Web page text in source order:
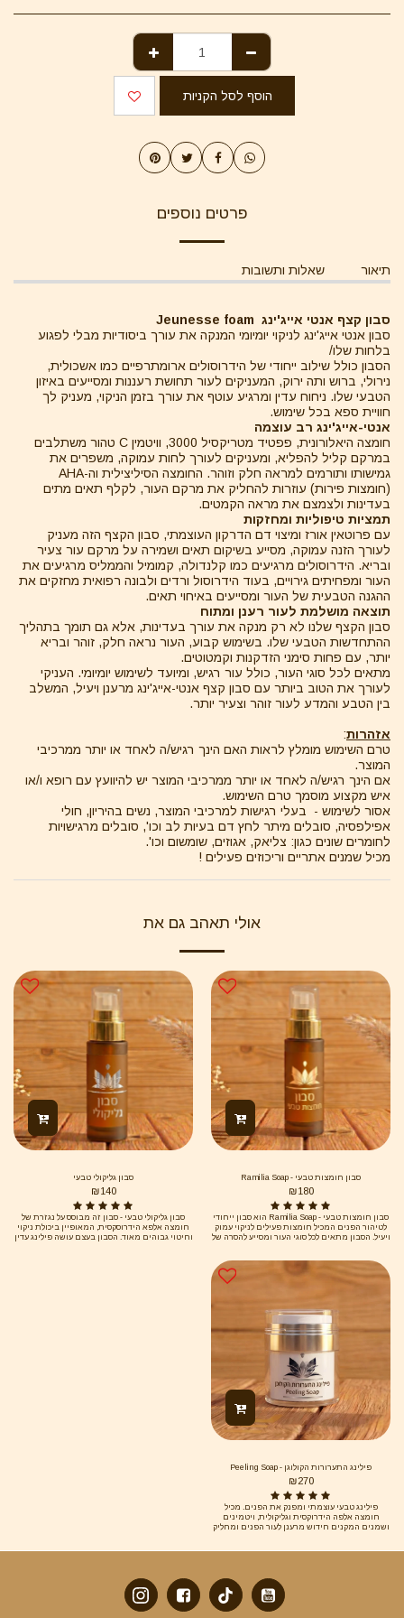
הוסף לסל הקניות
פרטים נוספים
תיאור שאלות ותשובות
סבון קצף אנטי אייג'ינג Jeunesse foam
סבון אנטי אייג'ינג לניקוי יומיומי המנקה את עורך ביסודיות מבלי לפגוע
בלחות שלו/
הסבון כולל שילוב ייחודי של הידרוסולים ארומתרפיים כמו אשכולית,
נירולי, ברוש ותה ירוק, המעניקים לעור תחושת רעננות ומסייעים באיזון
הטבעי שלו. ניחוח עדין ומרגיע עוטף את עורך בזמן הניקוי, מעניק לך
חוויית ספא בכל שימוש.
אנטי-אייג'ינג רב עוצמה
חומצה היאלורונית, פפטיד מטריקסיל 3000, וויטמין C טהור משתלבים
במרקם קליל להפליא, ומעניקים לעורך לחות עמוקה, משפרים את
גמישותו ותורמים למראה חלק וזוהר. החומצה הסיליצילית וה-AHA
(חומצות פירות) עוזרות להחליק את מרקם העור, לקלף תאים מתים
בעדינות ולצמצם את מראה הקמטים.
תמציות טיפוליות ומחזקות
עם פרוטאין אורז ומיצוי דם הדרקון העוצמתי, סבון הקצף הזה מעניק
לעורך הזנה עמוקה, מסייע בשיקום תאים ושמירה על מרקם עור צעיר
ובריא. הידרוסולים מרגיעים כמו קלנדולה, קמומיל והממליס מרגיעים את
העור ומפחיתים גירויים, בעוד הידרוסול ורדים ולבונה רפואית מחזקים את
ההגנה הטבעית של העור ומסייעים באיחוי תאים.
תוצאה מושלמת לעור רענן ומתוח
סבון הקצף שלנו לא רק מנקה את עורך בעדינות, אלא גם תומך בתהליך
ההתחדשות הטבעי שלו. בשימוש קבוע, העור נראה חלק, זוהר ובריא
יותר, עם פחות סימני הזדקנות וקמטוטים.
מתאים לכל סוגי העור, כולל עור רגיש, ומיועד לשימוש יומיומי. העניקי
לעורך את הטוב ביותר עם סבון קצף אנטי-אייג'ינג מרענן ויעיל, המשלב
בין הטבע והמדע לעור זוהר וצעיר יותר.
אזהרות:
טרם השימוש מומלץ לראות האם הינך רגיש/ה לאחד או יותר ממרכיבי
המוצר.
אם הינך רגיש/ה לאחד או יותר ממרכיבי המוצר יש להיוועץ עם רופא ו/או
איש מקצוע מוסמך טרם השימוש.
אסור לשימוש - בעלי רגישות למרכיבי המוצר, נשים בהיריון, חולי
אפילפסיה, סובלים מיתר לחץ דם בעיות לב וכו', סובלים מרגישויות
לחומרים שונים כגון: צליאק, אגוזים, שומשום וכו'.
מכיל שמנים אתריים וריכוזים פעילים !
אולי תאהב גם את
סבון חומצות טבעי - Ramilia Soap
₪180
סבון חומצות טבעי - Ramilia Soap הוא סבון ייחודי
לטיהור הפנים המכיל חומצות פעילים לניקוי עמוק
ויעיל. הסבון מתאים לכל סוגי העור ומסייע להסרה של
סבון גליקולי טבעי
₪140
סבון גליקולי טבעי - סבון זה מבוסס על נגזרת של
חומצה אלפא הידרוסקסית, המאופיין ביכולת ניקוי
וחיטוי גבוהים מאוד. הסבון בעצם עושה פילינג עדין
פילינג התערורות הקולוגן - Peeling Soap
₪270
פילינג טבעי עוצמתי ומפנק את הפנים. מכיל
חומצה אלפה הידרוקסית וגליקולית, ויטמינים
ושמנים המקנים חידוש מרענן לעור הפנים ומחליק